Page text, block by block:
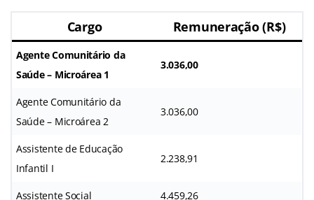
Cargo Remuneração (R$)
Agente Comunitário da
Saúde – Microárea 1
3.036,00
Agente Comunitário da
Saúde – Microárea 2
3.036,00
Assistente de Educação
Infantil I
2.238,91
Assistente Social 4.459,26